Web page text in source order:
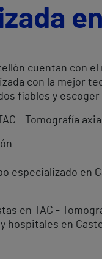
cuentan con
con la mejor
fiables y
- Tomografía
especializado en
en TAC -
hospitales en